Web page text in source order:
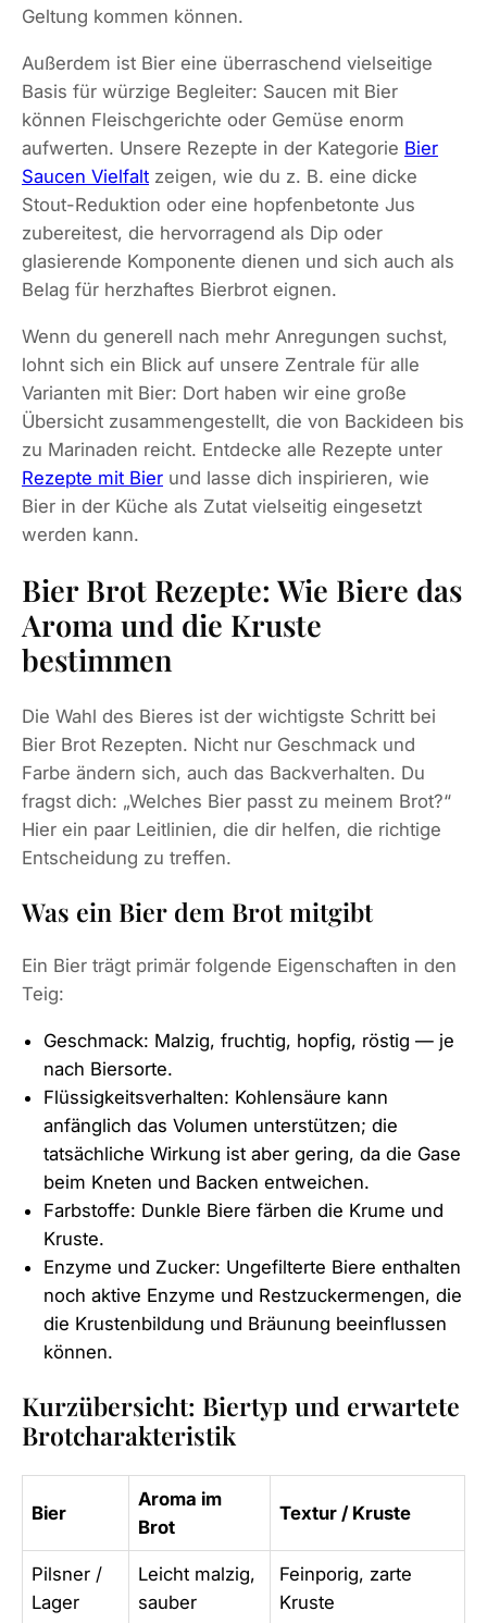
Geltung kommen können.
Außerdem ist Bier eine überraschend vielseitige
Basis für würzige Begleiter: Saucen mit Bier
können Fleischgerichte oder Gemüse enorm
aufwerten. Unsere Rezepte in der Kategorie Bier
Saucen Vielfalt zeigen, wie du z. B. eine dicke
Stout-Reduktion oder eine hopfenbetonte Jus
zubereitest, die hervorragend als Dip oder
glasierende Komponente dienen und sich auch als
Belag für herzhaftes Bierbrot eignen.
Wenn du generell nach mehr Anregungen suchst,
lohnt sich ein Blick auf unsere Zentrale für alle
Varianten mit Bier: Dort haben wir eine große
Übersicht zusammengestellt, die von Backideen bis
zu Marinaden reicht. Entdecke alle Rezepte unter
Rezepte mit Bier und lasse dich inspirieren, wie
Bier in der Küche als Zutat vielseitig eingesetzt
werden kann.
Bier Brot Rezepte: Wie Biere das
Aroma und die Kruste
bestimmen
Die Wahl des Bieres ist der wichtigste Schritt bei
Bier Brot Rezepten. Nicht nur Geschmack und
Farbe ändern sich, auch das Backverhalten. Du
fragst dich: „Welches Bier passt zu meinem Brot?“
Hier ein paar Leitlinien, die dir helfen, die richtige
Entscheidung zu treffen.
Was ein Bier dem Brot mitgibt
Ein Bier trägt primär folgende Eigenschaften in den
Teig:
Geschmack: Malzig, fruchtig, hopfig, röstig — je
nach Biersorte.
Flüssigkeitsverhalten: Kohlensäure kann
anfänglich das Volumen unterstützen; die
tatsächliche Wirkung ist aber gering, da die Gase
beim Kneten und Backen entweichen.
Farbstoffe: Dunkle Biere färben die Krume und
Kruste.
Enzyme und Zucker: Ungefilterte Biere enthalten
noch aktive Enzyme und Restzuckermengen, die
die Krustenbildung und Bräunung beeinflussen
können.
Kurzübersicht: Biertyp und erwartete
Brotcharakteristik
Bier
Aroma im
Brot
Textur / Kruste
Pilsner /
Lager
Leicht malzig,
sauber
Feinporig, zarte
Kruste